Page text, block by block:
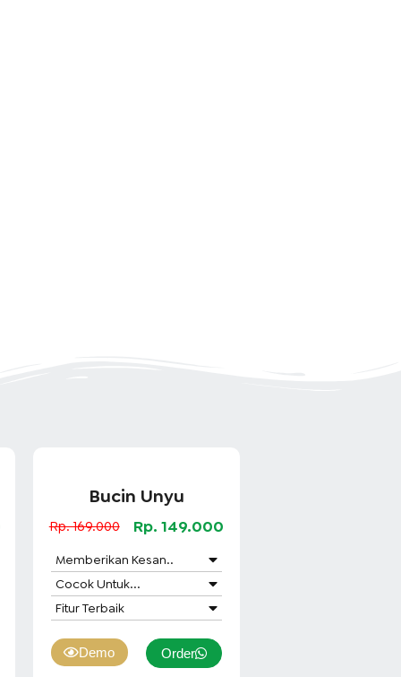
Bucin Unyu
Rp. 169.000 Rp. 149.000
Memberikan Kesan..
Cocok Untuk...
Fitur Terbaik
Demo Order